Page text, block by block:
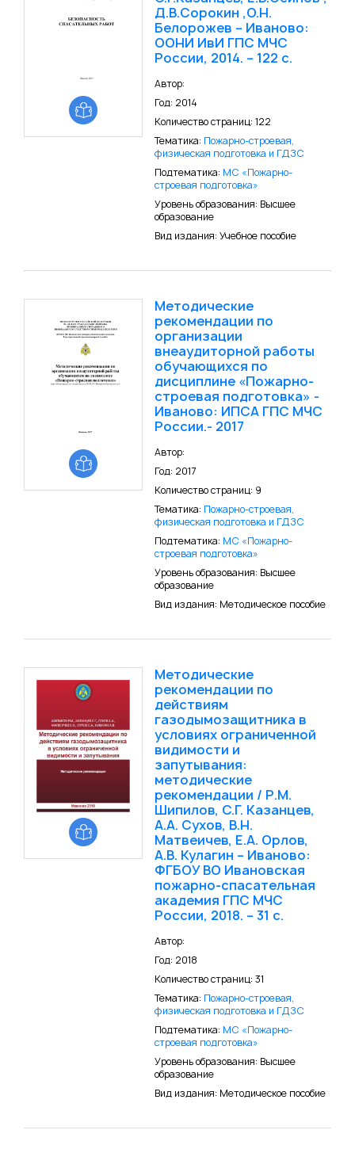
Д.В.Сорокин ,О.Н.
Белорожев – Иваново:
ООНИ ИвИ ГПС МЧС
России, 2014. – 122 с.
Автор:
Год: 2014
Количество страниц: 122
Тематика: Пожарно-строевая,
физическая подготовка и ГДЗС
Подтематика: МС «Пожарно-
строевая подготовка»
Уровень образования: Высшее
образование
Вид издания: Учебное пособие
Методические
рекомендации по
организации
внеаудиторной работы
обучающихся по
дисциплине «Пожарно-
строевая подготовка» -
Иваново: ИПСА ГПС МЧС
России.- 2017
Автор:
Год: 2017
Количество страниц: 9
Тематика: Пожарно-строевая,
физическая подготовка и ГДЗС
Подтематика: МС «Пожарно-
строевая подготовка»
Уровень образования: Высшее
образование
Вид издания: Методическое пособие
Методические
рекомендации по
действиям
газодымозащитника в
условиях ограниченной
видимости и
запутывания:
методические
рекомендации / Р.М.
Шипилов, С.Г. Казанцев,
А.А. Сухов, В.Н.
Матвеичев, Е.А. Орлов,
А.В. Кулагин – Иваново:
ФГБОУ ВО Ивановская
пожарно-спасательная
академия ГПС МЧС
России, 2018. – 31 с.
Автор:
Год: 2018
Количество страниц: 31
Тематика: Пожарно-строевая,
физическая подготовка и ГДЗС
Подтематика: МС «Пожарно-
строевая подготовка»
Уровень образования: Высшее
образование
Вид издания: Методическое пособие